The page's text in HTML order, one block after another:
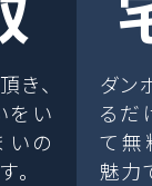
、
をい
いの
。
ダン
るだ
て無
魅力